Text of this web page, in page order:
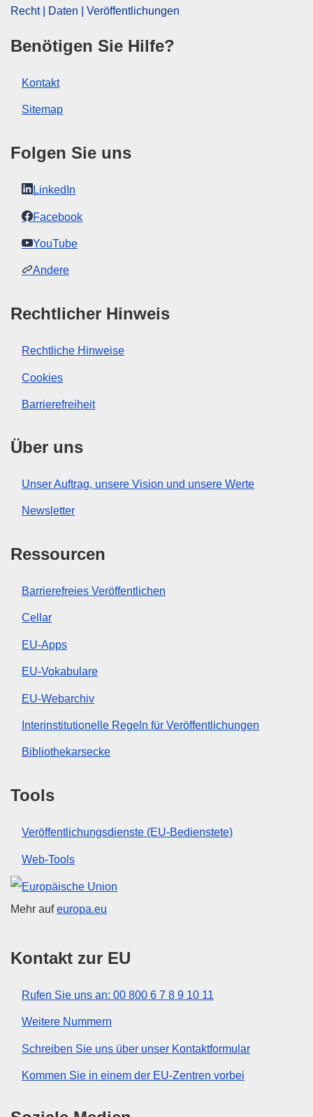
Recht | Daten | Veröffentlichungen
Benötigen Sie Hilfe?
Kontakt
Sitemap
Folgen Sie uns
LinkedIn
Facebook
YouTube
Andere
Rechtlicher Hinweis
Rechtliche Hinweise
Cookies
Barrierefreiheit
Über uns
Unser Auftrag, unsere Vision und unsere Werte
Newsletter
Ressourcen
Barrierefreies Veröffentlichen
Cellar
EU-Apps
EU-Vokabulare
EU-Webarchiv
Interinstitutionelle Regeln für Veröffentlichungen
Bibliothekarsecke
Tools
Veröffentlichungsdienste (EU-Bedienstete)
Web-Tools
Europäische Union
Mehr aufeuropa.eu
Kontakt zur EU
Rufen Sie uns an: 00 800 6 7 8 9 10 11
Weitere Nummern
Schreiben Sie uns über unser Kontaktformular
Kommen Sie in einem der EU-Zentren vorbei